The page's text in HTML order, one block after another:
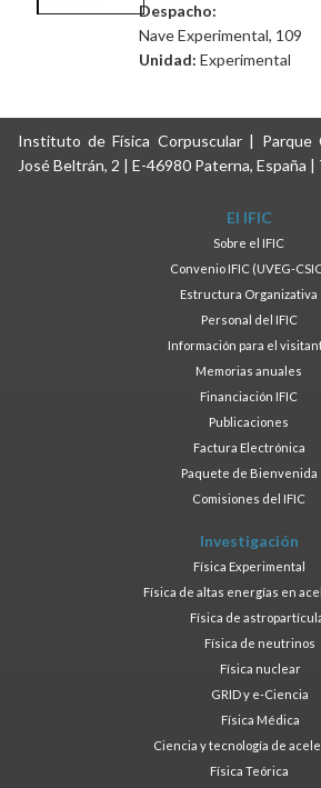
Despacho:
Nave Experimental, 109
Unidad: Experimental
Instituto de Física Corpuscular | Parque
José Beltrán, 2 | E-46980 Paterna, España
El IFIC
Sobre el IFIC
Convenio IFIC (UVEG-
Estructura Organizativa
Personal del IFIC
Información para el
Memorias anuales
Financiación IFIC
Publicaciones
Factura Electrónica
Paquete de Bienvenida
Comisiones del IFIC
Investigación
Física Experimental
Física de altas energías en
Física de
Física de neutrinos
Física nuclear
GRID y e-Ciencia
Física Médica
Ciencia y tecnología de
Física Teórica